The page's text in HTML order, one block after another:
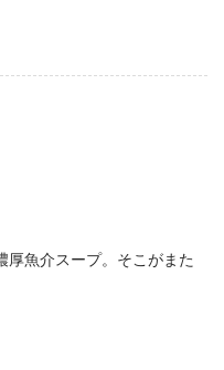
厚魚介スープ。そこがまた